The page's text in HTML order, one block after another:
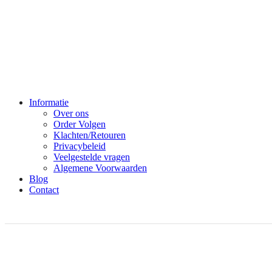
Informatie
Over ons
Order Volgen
Klachten/Retouren
Privacybeleid
Veelgestelde vragen
Algemene Voorwaarden
Blog
Contact